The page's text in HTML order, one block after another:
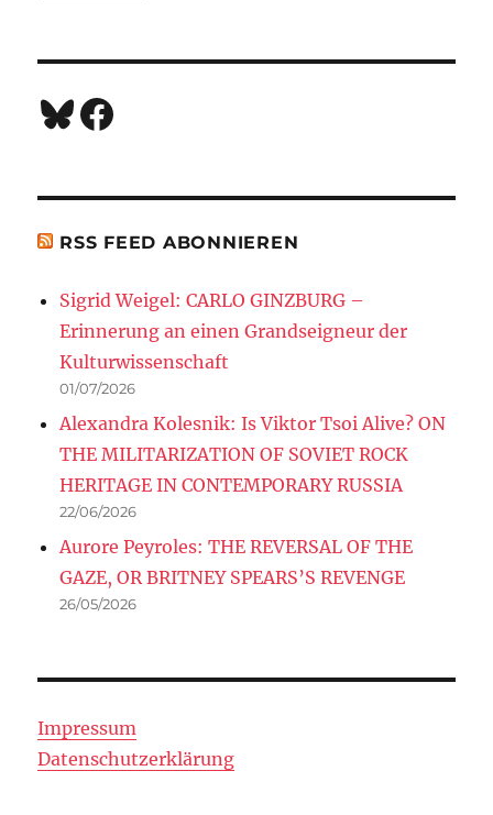
Bluesky
Facebook
RSS FEED ABONNIEREN
Sigrid Weigel: CARLO GINZBURG –
Erinnerung an einen Grandseigneur der
Kulturwissenschaft
01/07/2026
Alexandra Kolesnik: Is Viktor Tsoi Alive? ON
THE MILITARIZATION OF SOVIET ROCK
HERITAGE IN CONTEMPORARY RUSSIA
22/06/2026
Aurore Peyroles: THE REVERSAL OF THE
GAZE, OR BRITNEY SPEARS’S REVENGE
26/05/2026
Impressum
Datenschutzerklärung